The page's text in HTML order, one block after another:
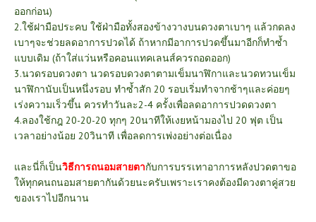
ออกก่อน)
2.ใช้ฝามือประคบ ใช้ฝ่ามือทั้งสองข้างวางบนดวงตาเบาๆ แล้วกดลง
เบาๆจะช่วยลดอาการปวดได้ ถ้าหากมีอาการปวดขึ้นมาอีกก็ทำซ้ำ
แบบเดิม (ถ้าใส่แว่นหรือคอนแทคเลนส์ควรถอดออก)
3.นวดรอบดวงตา นวดรอบดวงตาตามเข็มนาฬิกาและนวดทวนเข็ม
นาฬิกานับเป็นหนึ่งรอบ ทำซ้ำสัก 20 รอบเริ่มทำจากช้าๆและค่อยๆ
เร่งความเร็วขึ้น ควรทำวันละ2-4 ครั้งเพื่อลดอาการปวดดวงตา
4.ลองใช้กฎ 20-20-20 ทุกๆ 20นาทีให้เงยหน้ามองไป 20 ฟุต เป็น
เวลาอย่างน้อย 20วินาที เพื่อลดการเพ่งอย่างต่อเนื่อง
และนี่ก็เป็นวิธีการถนอมสายตากับการบรรเทาอาการหลังปวดตาขอ
ให้ทุกคนถนอมสายตากันด้วยนะครับเพราะเราคงต้องมีดวงตาคู่สวย
ของเราไปอีกนาน